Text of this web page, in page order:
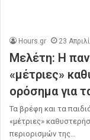
Hours.gr 23
Μελέτη: Η
«μέτριες»
ορόσημα για
Τα βρέφη και τα
«μέτριες»
περιορισμών της…